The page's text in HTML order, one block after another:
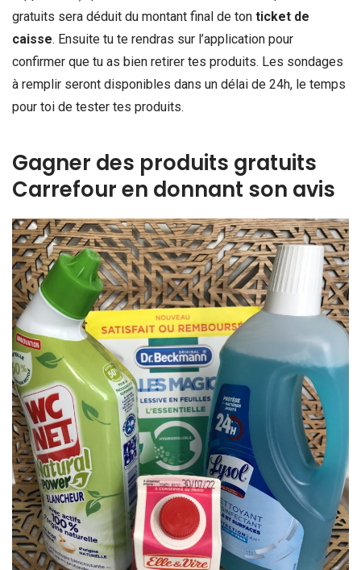
gratuits sera déduit du montant final de ton ticket de
caisse. Ensuite tu te rendras sur l’application pour
confirmer que tu as bien retirer tes produits. Les sondages
à remplir seront disponibles dans un délai de 24h, le temps
pour toi de tester tes produits.
Gagner des produits gratuits
Carrefour en donnant son avis